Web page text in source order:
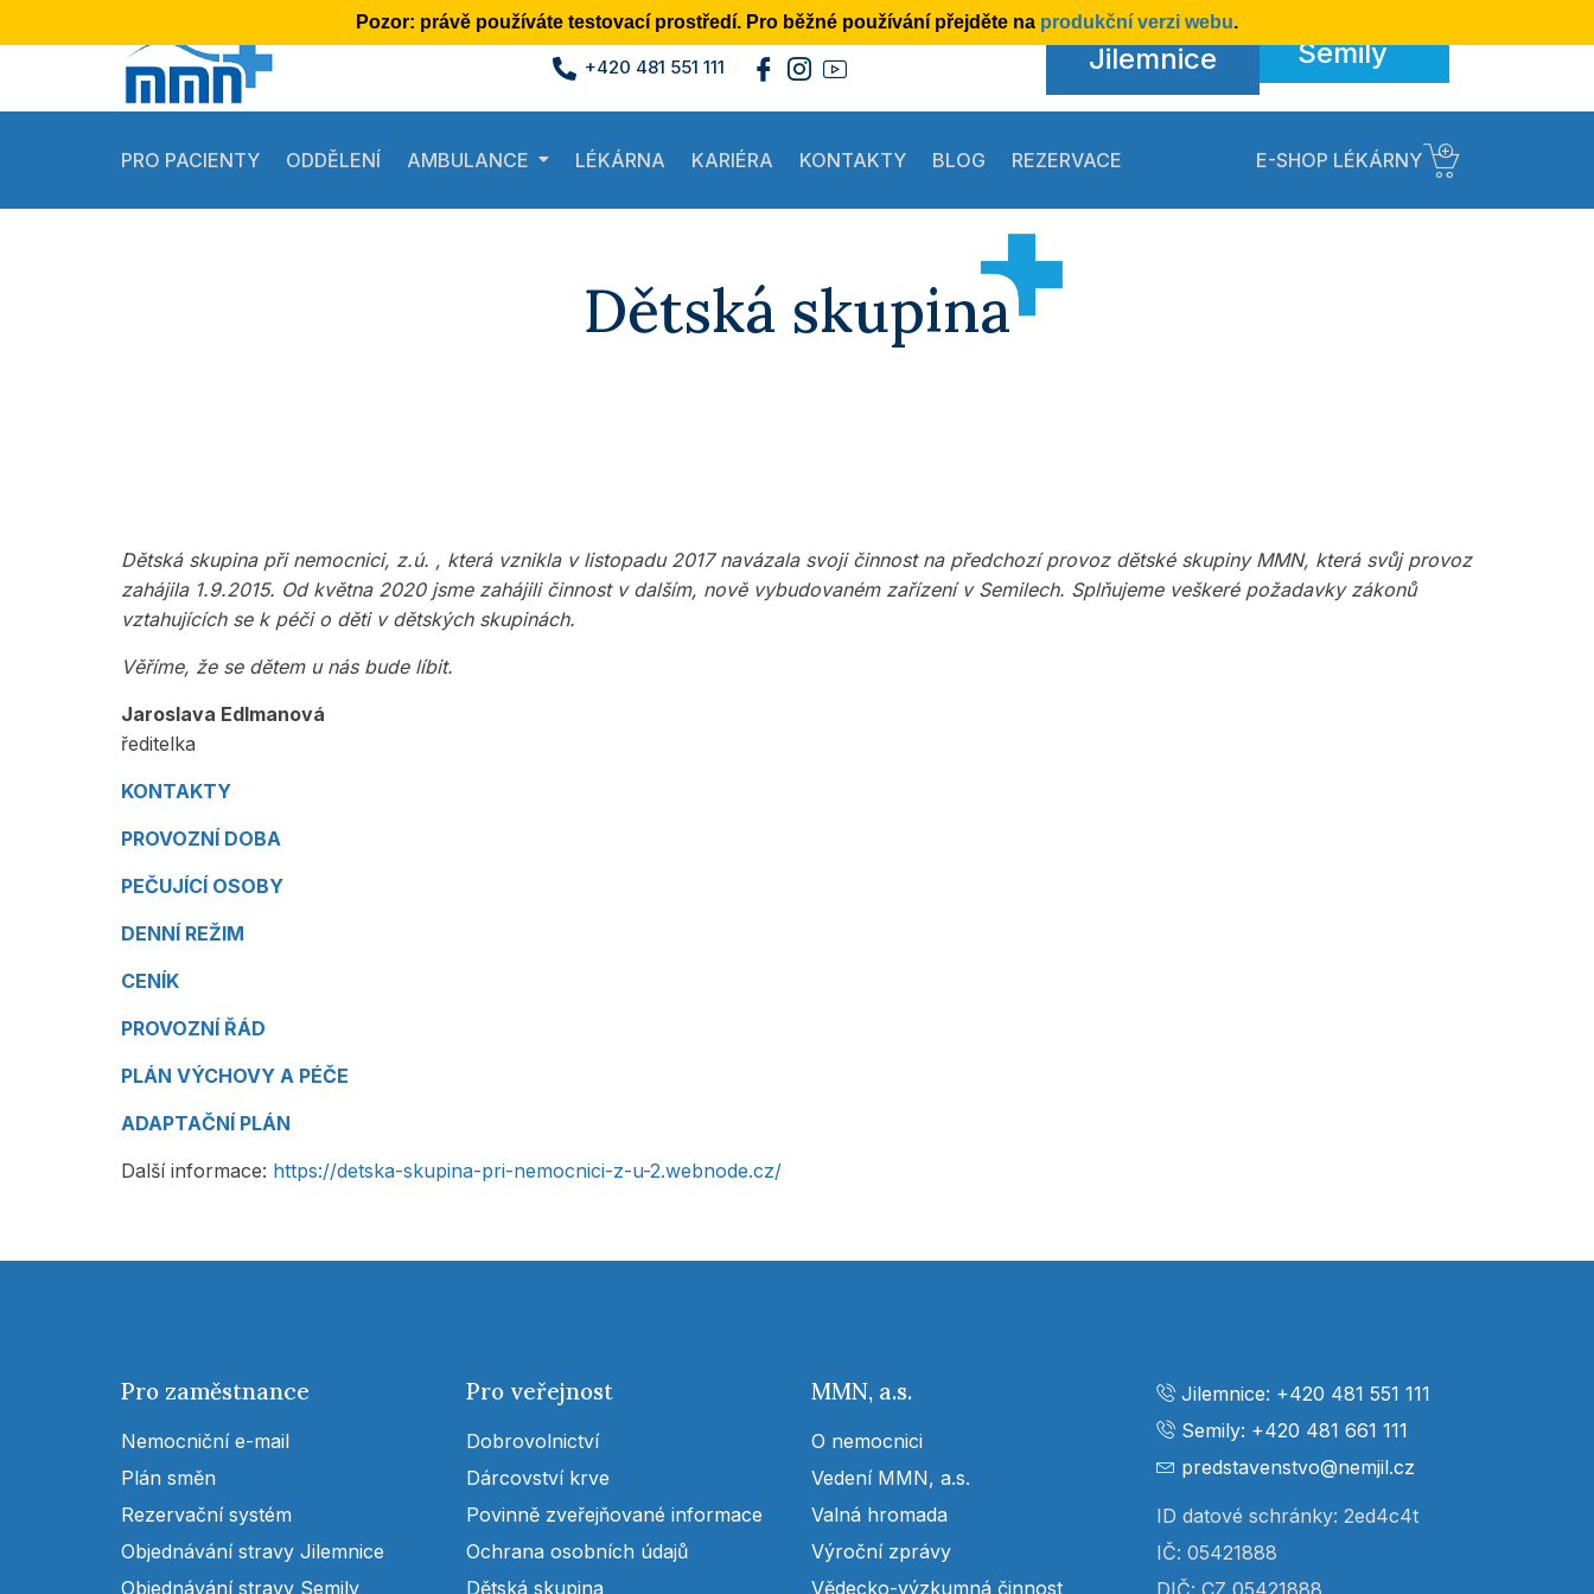
+420 481 551 111 Jilemnice Semily
PRO PACIENTY ODDĚLENÍ AMBULANCE LÉKÁRNA KARIÉRA KONTAKTY BLOG REZERVACE E-SHOP LÉKÁRNY
Pozor: právě používáte testovací prostředí. Pro běžné používání přejděte na produkční verzi webu.
Dětská skupina
Dětská skupina při nemocnici, z.ú. , která vznikla v listopadu 2017 navázala svoji činnost na předchozí provoz dětské skupiny MMN, která svůj provoz
zahájila 1.9.2015. Od května 2020 jsme zahájili činnost v dalším, nově vybudovaném zařízení v Semilech. Splňujeme veškeré požadavky zákonů
vztahujících se k péči o děti v dětských skupinách.
Věříme, že se dětem u nás bude líbit.
Jaroslava Edlmanová
ředitelka
KONTAKTY
PROVOZNÍ DOBA
PEČUJÍCÍ OSOBY
DENNÍ REŽIM
CENÍK
PROVOZNÍ ŘÁD
PLÁN VÝCHOVY A PÉČE
ADAPTAČNÍ PLÁN
Další informace: https://detska-skupina-pri-nemocnici-z-u-2.webnode.cz/
Pro zaměstnance
Nemocniční e-mail
Plán směn
Rezervační systém
Objednávání stravy Jilemnice
Objednávání stravy Semily
Pro veřejnost
Dobrovolnictví
Dárcovství krve
Povinně zveřejňované informace
Ochrana osobních údajů
Dětská skupina
MMN, a.s.
O nemocnici
Vedení MMN, a.s.
Valná hromada
Výroční zprávy
Vědecko-výzkumná činnost
Jilemnice: +420 481 551 111
Semily: +420 481 661 111
predstavenstvo@nemjil.cz
ID datové schránky: 2ed4c4t
IČ: 05421888
DIČ: CZ 05421888